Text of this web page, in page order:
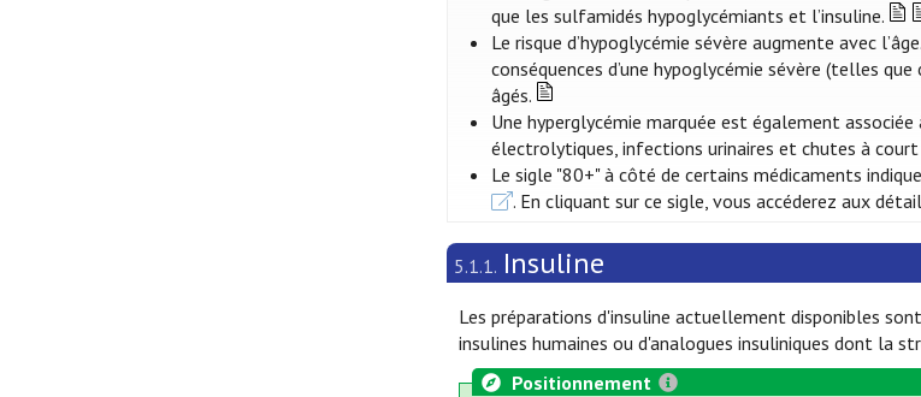
que les sulfamidés hypoglycémiants et l’insuline.
Le risque d’hypoglycémie sévère augmente avec
conséquences d’une hypoglycémie sévère (telles
âgés.
Une hyperglycémie marquée est également
électrolytiques, infections urinaires et chutes à
Le sigle "80+" à côté de certains médicaments
. En cliquant sur ce sigle, vous accéderez aux
5.1.1. Insuline
Les préparations d'insuline actuellement disponibles
insulines humaines ou d'analogues insuliniques dont la
Positionnement